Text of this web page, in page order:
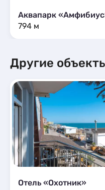
Аквапарк
794 м
Другие
Отель «Охотник»